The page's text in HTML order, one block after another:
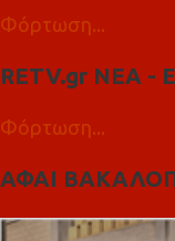
Φόρτωση...
RETV.gr ΝΕΑ -
Φόρτωση...
ΑΦΑΙ